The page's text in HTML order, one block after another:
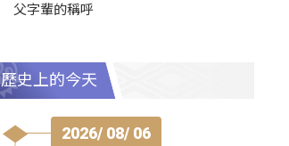
父字輩的稱呼
歷史上的今天
2026/ 08/ 06